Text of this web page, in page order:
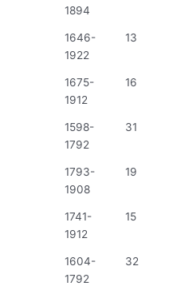
1894
1646-
1922
13
1675-
1912
16
1598-
1792
31
1793-
1908
19
1741-
1912
15
1604-
1792
32